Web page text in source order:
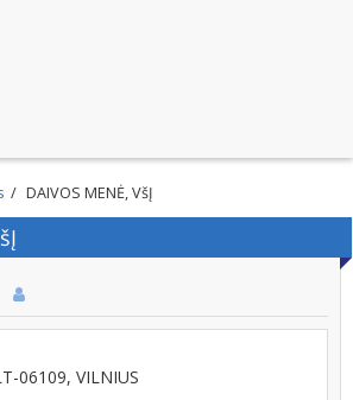
DAIVOS MENĖ, VšĮ
06109, VILNIUS